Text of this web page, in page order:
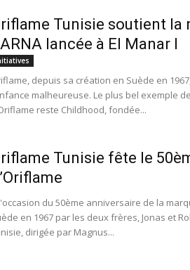
Tunisie soutient la
lancée à El Manar I
depuis sa création en Suède en
malheureuse. Le plus bel exemple
reste Childhood, fondée...
Tunisie fête le
du 50ème anniversaire de la
en 1967 par les deux frères, Jonas et
dirigée par Magnus...